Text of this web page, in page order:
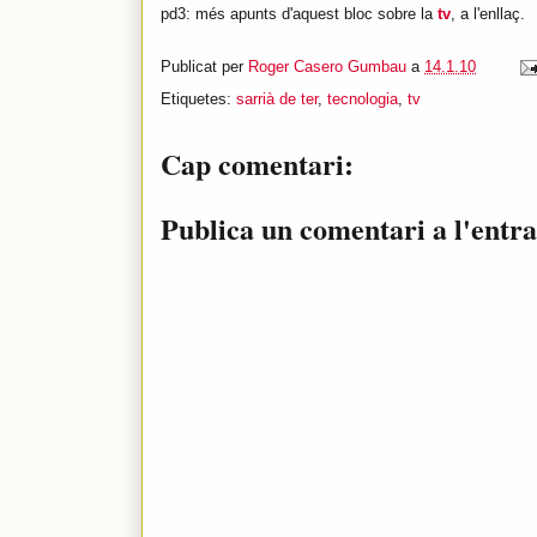
pd3: més apunts d'aquest bloc sobre la tv , a l'enllaç.
Publicat per Roger Casero Gumbau a 14.1.10
Etiquetes: sarrià de ter, tecnologia tv
Cap comentari:
Publica un comentari a